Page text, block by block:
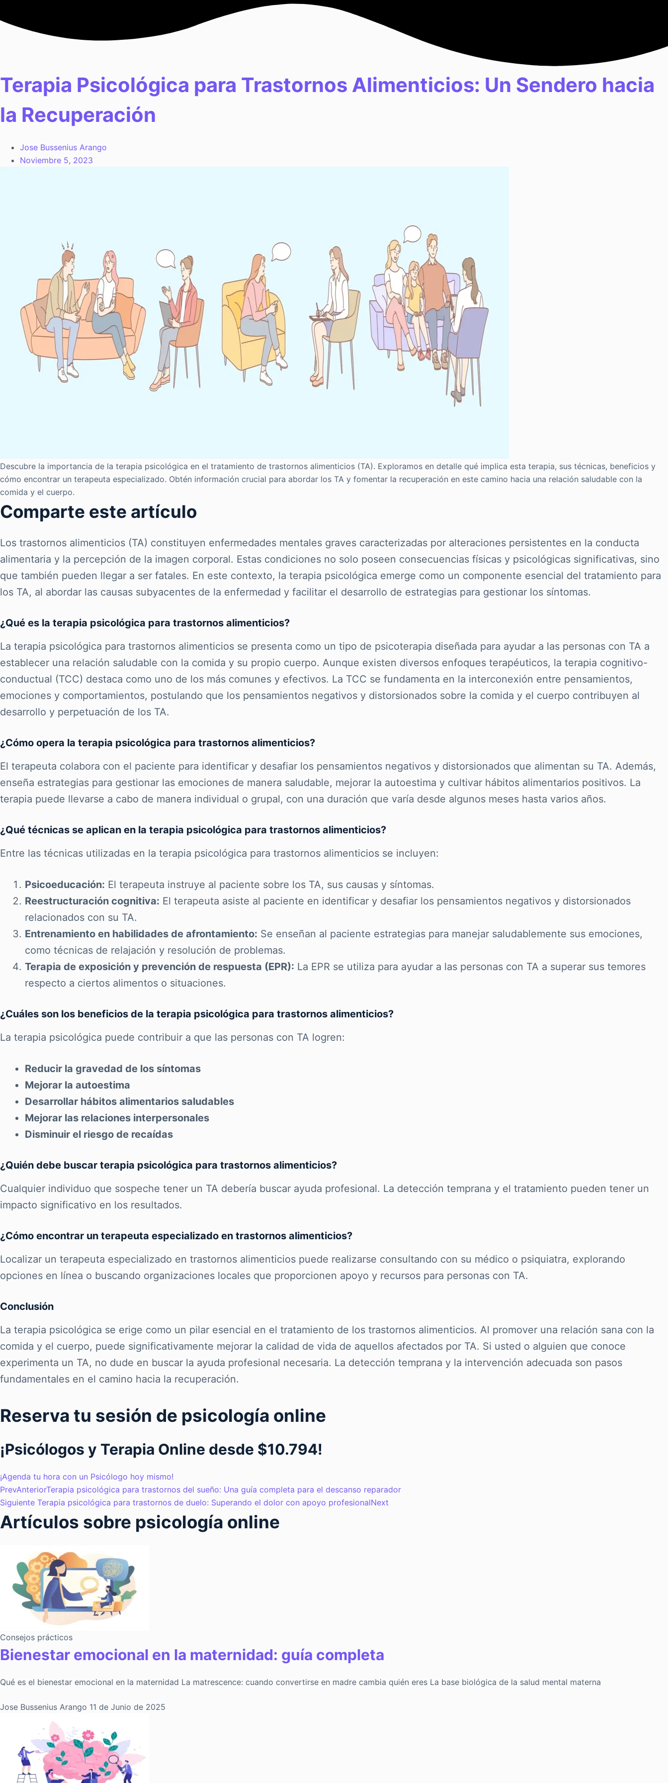
al
contenido
Terapia Psicológica para Trastornos Alimenticios: Un Sendero hacia
la Recuperación
Jose Bussenius Arango
Noviembre 5, 2023
Descubre la importancia de la terapia psicológica en el tratamiento de trastornos alimenticios (TA). Exploramos en detalle qué implica esta terapia, sus técnicas, beneficios y
cómo encontrar un terapeuta especializado. Obtén información crucial para abordar los TA y fomentar la recuperación en este camino hacia una relación saludable con la
comida y el cuerpo.
Comparte este artículo
Los trastornos alimenticios (TA) constituyen enfermedades mentales graves caracterizadas por alteraciones persistentes en la conducta
alimentaria y la percepción de la imagen corporal. Estas condiciones no solo poseen consecuencias físicas y psicológicas significativas, sino
que también pueden llegar a ser fatales. En este contexto, la terapia psicológica emerge como un componente esencial del tratamiento para
los TA, al abordar las causas subyacentes de la enfermedad y facilitar el desarrollo de estrategias para gestionar los síntomas.
¿Qué es la terapia psicológica para trastornos alimenticios?
La terapia psicológica para trastornos alimenticios se presenta como un tipo de psicoterapia diseñada para ayudar a las personas con TA a
establecer una relación saludable con la comida y su propio cuerpo. Aunque existen diversos enfoques terapéuticos, la terapia cognitivo-
conductual (TCC) destaca como uno de los más comunes y efectivos. La TCC se fundamenta en la interconexión entre pensamientos,
emociones y comportamientos, postulando que los pensamientos negativos y distorsionados sobre la comida y el cuerpo contribuyen al
desarrollo y perpetuación de los TA.
¿Cómo opera la terapia psicológica para trastornos alimenticios?
El terapeuta colabora con el paciente para identificar y desafiar los pensamientos negativos y distorsionados que alimentan su TA. Además,
enseña estrategias para gestionar las emociones de manera saludable, mejorar la autoestima y cultivar hábitos alimentarios positivos. La
terapia puede llevarse a cabo de manera individual o grupal, con una duración que varía desde algunos meses hasta varios años.
¿Qué técnicas se aplican en la terapia psicológica para trastornos alimenticios?
Entre las técnicas utilizadas en la terapia psicológica para trastornos alimenticios se incluyen:
Psicoeducación: El terapeuta instruye al paciente sobre los TA, sus causas y síntomas.
Reestructuración cognitiva: El terapeuta asiste al paciente en identificar y desafiar los pensamientos negativos y distorsionados
relacionados con su TA.
Entrenamiento en habilidades de afrontamiento: Se enseñan al paciente estrategias para manejar saludablemente sus emociones,
como técnicas de relajación y resolución de problemas.
Terapia de exposición y prevención de respuesta (EPR): La EPR se utiliza para ayudar a las personas con TA a superar sus temores
respecto a ciertos alimentos o situaciones.
¿Cuáles son los beneficios de la terapia psicológica para trastornos alimenticios?
La terapia psicológica puede contribuir a que las personas con TA logren:
Reducir la gravedad de los síntomas
Mejorar la autoestima
Desarrollar hábitos alimentarios saludables
Mejorar las relaciones interpersonales
Disminuir el riesgo de recaídas
¿Quién debe buscar terapia psicológica para trastornos alimenticios?
Cualquier individuo que sospeche tener un TA debería buscar ayuda profesional. La detección temprana y el tratamiento pueden tener un
impacto significativo en los resultados.
¿Cómo encontrar un terapeuta especializado en trastornos alimenticios?
Localizar un terapeuta especializado en trastornos alimenticios puede realizarse consultando con su médico o psiquiatra, explorando
opciones en línea o buscando organizaciones locales que proporcionen apoyo y recursos para personas con TA.
Conclusión
La terapia psicológica se erige como un pilar esencial en el tratamiento de los trastornos alimenticios. Al promover una relación sana con la
comida y el cuerpo, puede significativamente mejorar la calidad de vida de aquellos afectados por TA. Si usted o alguien que conoce
experimenta un TA, no dude en buscar la ayuda profesional necesaria. La detección temprana y la intervención adecuada son pasos
fundamentales en el camino hacia la recuperación.
Reserva tu sesión de psicología online
¡Psicólogos y Terapia Online desde $10.794!
¡Agenda tu hora con un Psicólogo hoy mismo!
PrevAnteriorTerapia psicológica para trastornos del sueño: Una guía completa para el descanso reparador
Siguiente Terapia psicológica para trastornos de duelo: Superando el dolor con apoyo profesionalNext
Artículos sobre psicología online
Consejos prácticos
Bienestar emocional en la maternidad: guía completa
Qué es el bienestar emocional en la maternidad La matrescence: cuando convertirse en madre cambia quién eres La base biológica de la salud mental materna
Jose Bussenius Arango 11 de Junio de 2025